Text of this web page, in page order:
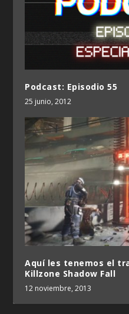
Podcast: Episodio 55
25 junio, 2012
Aquí les tenemos el
Killzone Shadow Fall
12 noviembre, 2013